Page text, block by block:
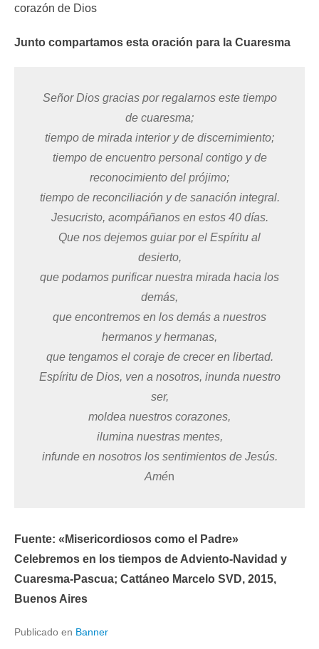
corazón de Dios
Junto compartamos esta oración para la Cuaresma
Señor Dios gracias por regalarnos este tiempo
de cuaresma;
tiempo de mirada interior y de discernimiento;
tiempo de encuentro personal contigo y de
reconocimiento del prójimo;
tiempo de reconciliación y de sanación integral.
Jesucristo, acompáñanos en estos 40 días.
Que nos dejemos guiar por el Espíritu al
desierto,
que podamos purificar nuestra mirada hacia los
demás,
que encontremos en los demás a nuestros
hermanos y hermanas,
que tengamos el coraje de crecer en libertad.
Espíritu de Dios, ven a nosotros, inunda nuestro
ser,
moldea nuestros corazones,
ilumina nuestras mentes,
infunde en nosotros los sentimientos de Jesús.
Amén
Fuente: «Misericordiosos como el Padre»
Celebremos en los tiempos de Adviento-Navidad y
Cuaresma-Pascua; Cattáneo Marcelo SVD, 2015,
Buenos Aires
Publicado en Banner